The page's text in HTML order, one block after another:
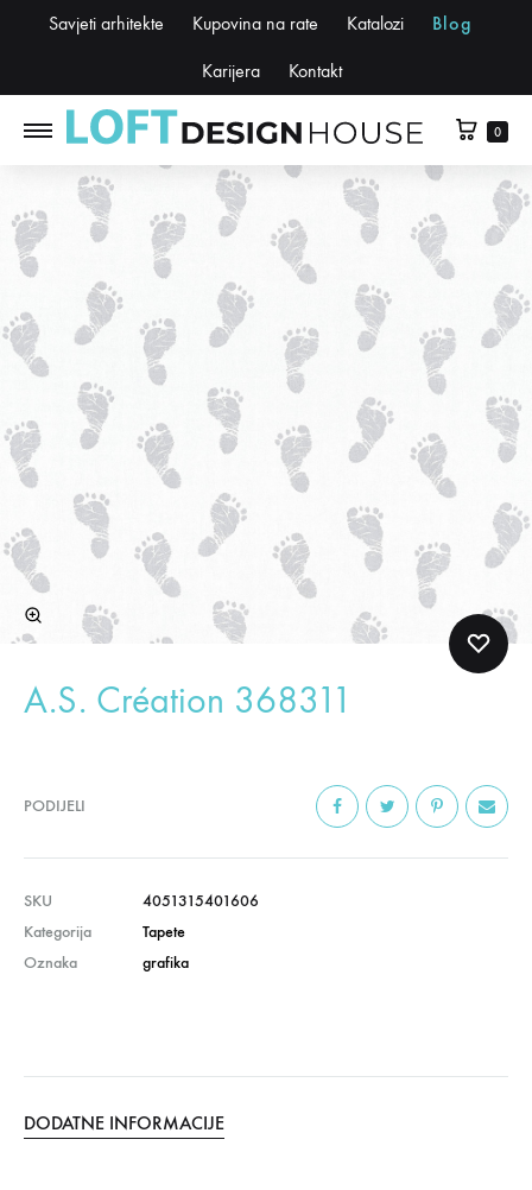
Savjeti arhitekte Kupovina na rate Katalozi Blog
Karijera Kontakt
0
A.S. Création 368311
PODIJELI
SKU
4051315401606
Kategorija
Tapete
Oznaka
grafika
DODATNE INFORMACIJE